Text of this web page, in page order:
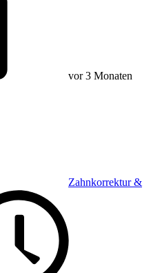
vor 3 Monaten
Zahnkorrektur &